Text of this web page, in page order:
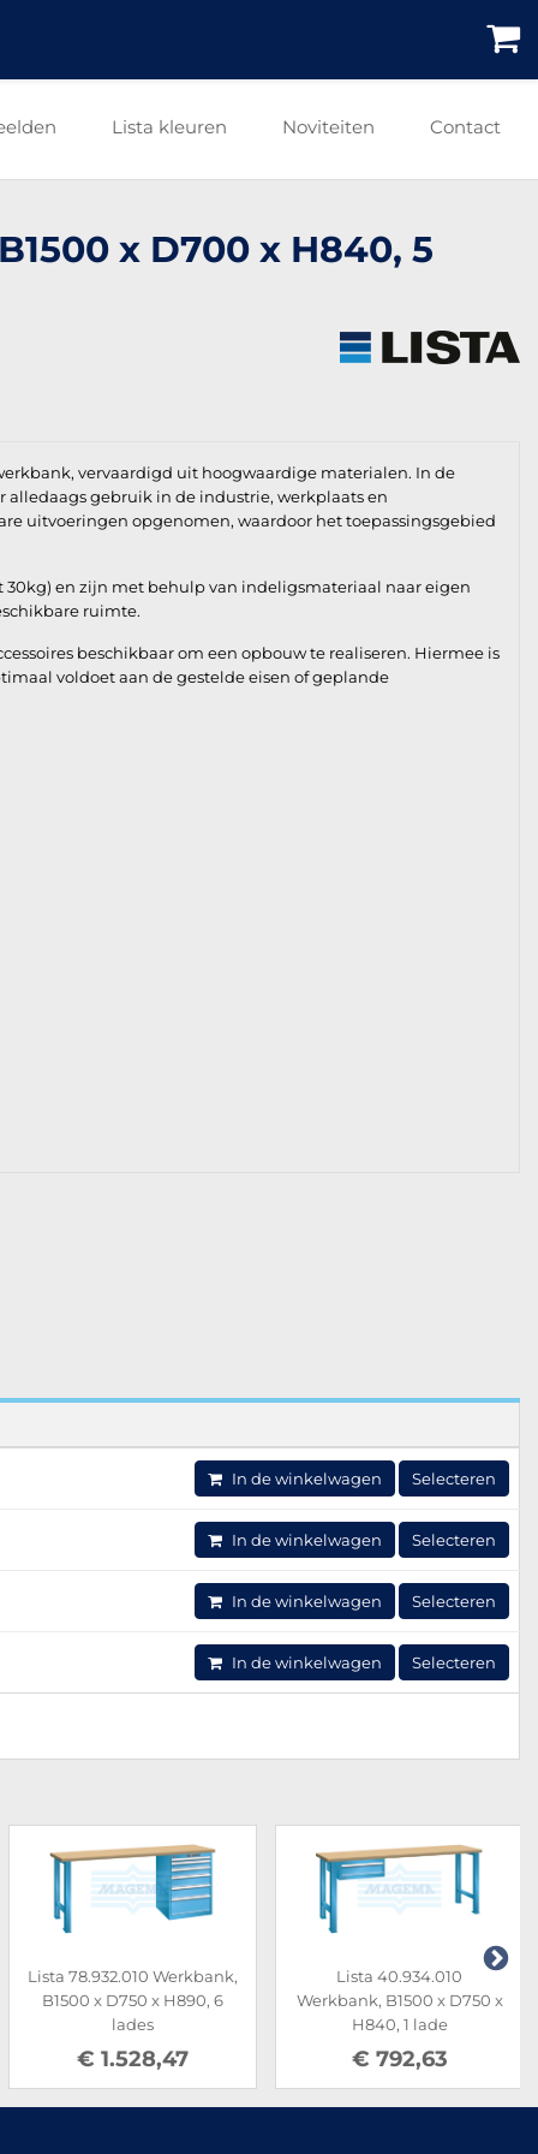
Lista kleuren Noviteiten Contact
x D700 x H840, 5
vervaardigd uit hoogwaardige materialen. In de
alledaags gebruik in de industrie, werkplaats en
uitvoeringen opgenomen, waardoor het toepassingsgebied
en zijn met behulp van indeligsmateriaal naar eigen
ruimte.
beschikbaar om een opbouw te realiseren. Hiermee is
voldoet aan de gestelde eisen of geplande
In de winkelwagen Selecteren
In de winkelwagen Selecteren
In de winkelwagen Selecteren
In de winkelwagen Selecteren
Werkbank,
D750 x H890, 6
Lista 40.934.010
Werkbank, B1500 x D750 x